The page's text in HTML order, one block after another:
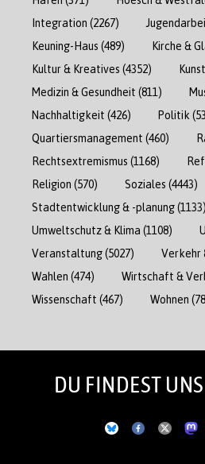
Integration (2267)
Keuning-Haus (489) Kirche &
Kultur & Kreatives (4352) Kunst
Medizin & Gesundheit (811)
Nachhaltigkeit (426) Politik
Quartiersmanagement (460)
Rechtsextremismus (1168)
Religion (570) Soziales (4443)
Stadtentwicklung & -planung(1133)
Umweltschutz & Klima (1108)
Veranstaltung(5027) Verkehr
Wahlen (474) Wirtschaft &
Wissenschaft (467) Wohnen
DU FINDEST